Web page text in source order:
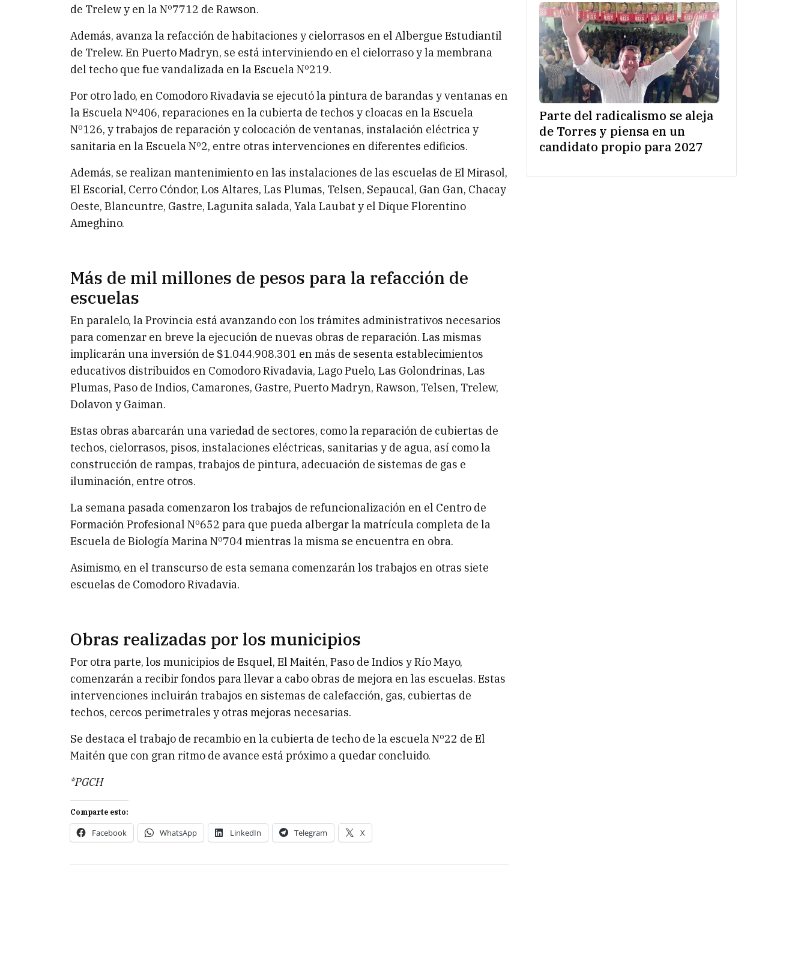
de Trelew y en la Nº7712 de Rawson.
Además, avanza la refacción de habitaciones y cielorrasos en el Albergue Estudiantil
de Trelew. En Puerto Madryn, se está interviniendo en el cielorraso y la membrana
del techo que fue vandalizada en la Escuela Nº219.
Por otro lado, en Comodoro Rivadavia se ejecutó la pintura de barandas y ventanas en
la Escuela Nº406, reparaciones en la cubierta de techos y cloacas en la Escuela
Nº126, y trabajos de reparación y colocación de ventanas, instalación eléctrica y
sanitaria en la Escuela Nº2, entre otras intervenciones en diferentes edificios.
Además, se realizan mantenimiento en las instalaciones de las escuelas de El Mirasol,
El Escorial, Cerro Cóndor, Los Altares, Las Plumas, Telsen, Sepaucal, Gan Gan, Chacay
Oeste, Blancuntre, Gastre, Lagunita salada, Yala Laubat y el Dique Florentino
Ameghino.
Más de mil millones de pesos para la refacción de
escuelas
En paralelo, la Provincia está avanzando con los trámites administrativos necesarios
para comenzar en breve la ejecución de nuevas obras de reparación. Las mismas
implicarán una inversión de $1.044.908.301 en más de sesenta establecimientos
educativos distribuidos en Comodoro Rivadavia, Lago Puelo, Las Golondrinas, Las
Plumas, Paso de Indios, Camarones, Gastre, Puerto Madryn, Rawson, Telsen, Trelew,
Dolavon y Gaiman.
Estas obras abarcarán una variedad de sectores, como la reparación de cubiertas de
techos, cielorrasos, pisos, instalaciones eléctricas, sanitarias y de agua, así como la
construcción de rampas, trabajos de pintura, adecuación de sistemas de gas e
iluminación, entre otros.
La semana pasada comenzaron los trabajos de refuncionalización en el Centro de
Formación Profesional Nº652 para que pueda albergar la matrícula completa de la
Escuela de Biología Marina Nº704 mientras la misma se encuentra en obra.
Asimismo, en el transcurso de esta semana comenzarán los trabajos en otras siete
escuelas de Comodoro Rivadavia.
Obras realizadas por los municipios
Por otra parte, los municipios de Esquel, El Maitén, Paso de Indios y Río Mayo,
comenzarán a recibir fondos para llevar a cabo obras de mejora en las escuelas. Estas
intervenciones incluirán trabajos en sistemas de calefacción, gas, cubiertas de
techos, cercos perimetrales y otras mejoras necesarias.
Se destaca el trabajo de recambio en la cubierta de techo de la escuela Nº22 de El
Maitén que con gran ritmo de avance está próximo a quedar concluido.
*PGCH
Comparte esto:
Facebook WhatsApp LinkedIn Telegram X
Parte del radicalismo se aleja
de Torres y piensa en un
candidato propio para 2027